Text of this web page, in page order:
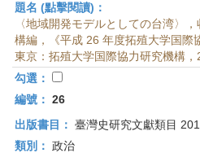
題名 (點擊閱讀)：
〈地域開発モデルとしての台湾〉
構編，《平成 26 年度拓殖大学国際
東京：拓殖大学国際協力研究機構，
勾選：
編號： 26
出版書目： 臺灣史研究文獻類目
類別： 政治